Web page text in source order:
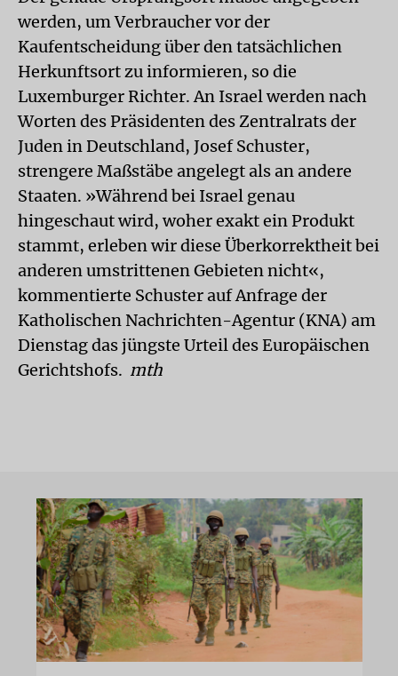
werden, um Verbraucher vor der
Kaufentscheidung über den tatsächlichen
Herkunftsort zu informieren, so die
Luxemburger Richter. An Israel werden nach
Worten des Präsidenten des Zentralrats der
Juden in Deutschland, Josef Schuster,
strengere Maßstäbe angelegt als an andere
Staaten. »Während bei Israel genau
hingeschaut wird, woher exakt ein Produkt
stammt, erleben wir diese Überkorrektheit bei
anderen umstrittenen Gebieten nicht«,
kommentierte Schuster auf Anfrage der
Katholischen Nachrichten-Agentur (KNA) am
Dienstag das jüngste Urteil des Europäischen
Gerichtshofs. mth